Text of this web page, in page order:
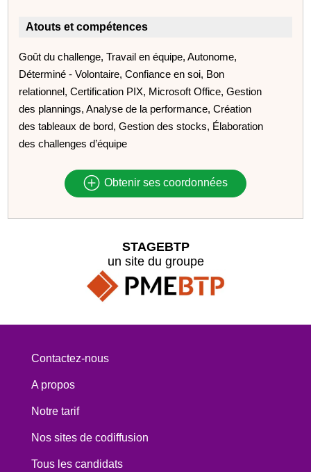
Atouts et compétences
Goût du challenge, Travail en équipe, Autonome,
Déterminé - Volontaire, Confiance en soi, Bon
relationnel, Certification PIX, Microsoft Office, Gestion
des plannings, Analyse de la performance, Création
des tableaux de bord, Gestion des stocks, Élaboration
des challenges d’équipe
Obtenir ses coordonnées
STAGEBTP
un site du groupe
Contactez-nous
A propos
Notre tarif
Nos sites de codiffusion
Tous les candidats